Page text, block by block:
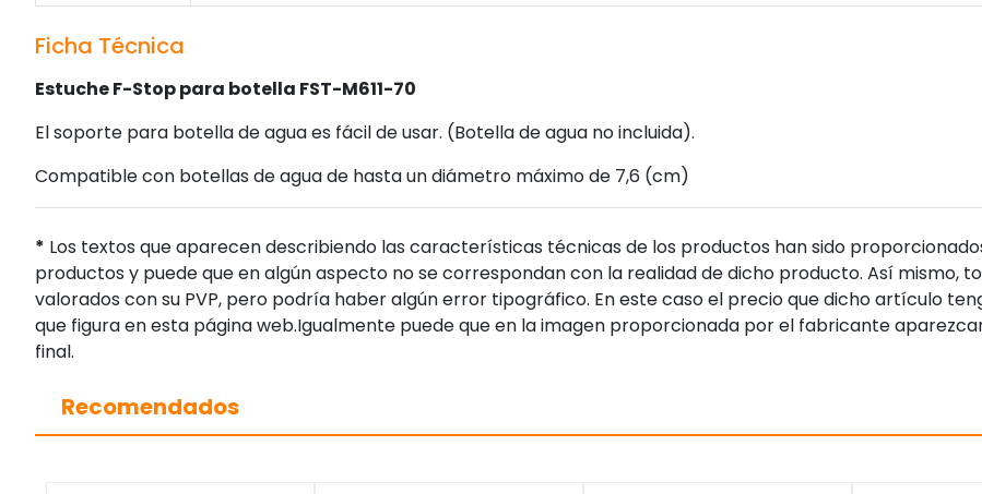
Ficha Técnica
Estuche F-Stop para botella FST-M611-70
El soporte para botella de agua es fácil de usar. (Botella de agua no incluida).
Compatible con botellas de agua de hasta un diámetro máximo de 7,6 (cm)
* Los textos que aparecen describiendo las características técnicas de los productos han sido
productos y puede que en algún aspecto no se correspondan con la realidad de dicho producto. Así mismo,
valorados con su PVP, pero podría haber algún error tipográfico. En este caso el precio que dicho artículo
que figura en esta página web.Igualmente puede que en la imagen proporcionada por el fabricante
final.
Recomendados